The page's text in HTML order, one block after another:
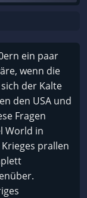
ein paar
wenn die
der Kalte
den USA und
Fragen
World in
prallen